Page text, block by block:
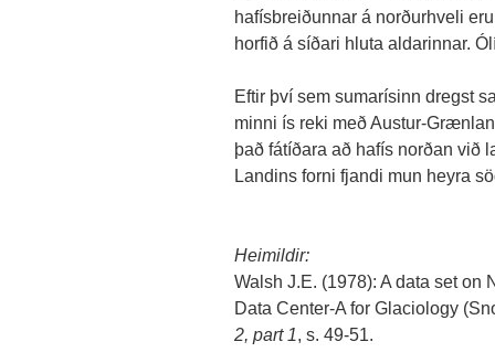
hafísbreiðunnar á norðurhveli
horfið á síðari hluta aldarinnar.
Eftir því sem sumarísinn dregst
minni ís reki með Austur-
það fátíðara að hafís norðan við
Landins forni fjandi mun heyra
Heimildir:
Walsh J.E. (1978): A data set on
Data Center-A for Glaciology
2, part 1 , s. 49-51.